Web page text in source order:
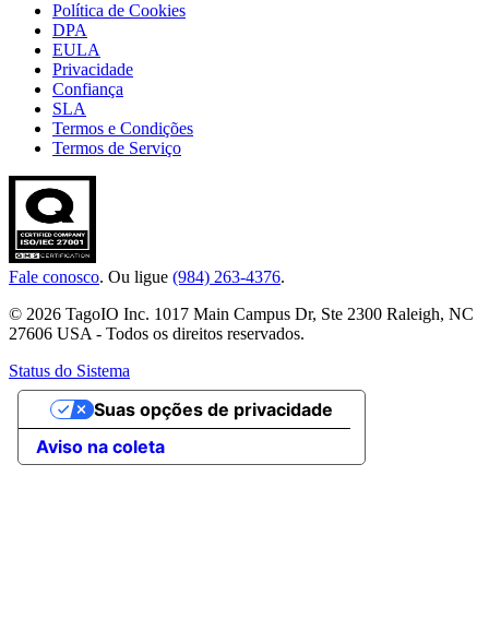
Política de Cookies
DPA
EULA
Privacidade
Confiança
SLA
Termos e Condições
Termos de Serviço
Fale conosco. Ou ligue (984) 263-4376.
© 2026 TagoIO Inc. 1017 Main Campus Dr, Ste 2300 Raleigh, NC
27606 USA - Todos os direitos reservados.
Status do Sistema
Aviso na coleta
Suas opções de privacidade